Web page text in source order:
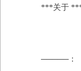
***关于
─────：